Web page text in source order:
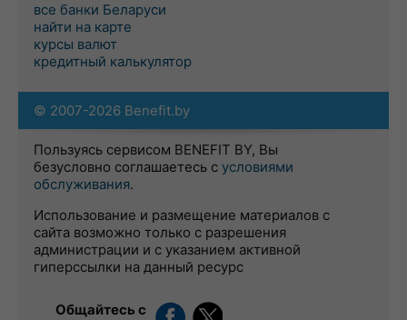
все банки Беларуси
найти на карте
курсы валют
кредитный калькулятор
© 2007-2026 Benefit.by
Пользуясь сервисом BENEFIT BY, Вы
безусловно соглашаетесь с условиями
обслуживания.
Использование и размещение материалов с
сайта возможно только с разрешения
администрации и с указанием активной
гиперссылки на данный ресурс
Общайтесь с